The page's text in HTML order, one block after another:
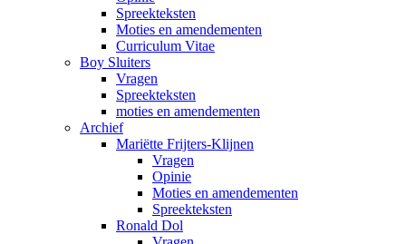
Spreekteksten
Moties en amendementen
Curriculum Vitae
Boy Sluiters
Vragen
Spreekteksten
moties en amendementen
Archief
Mariëtte Frijters-Klijnen
Vragen
Opinie
Moties en amendementen
Spreekteksten
Ronald Dol